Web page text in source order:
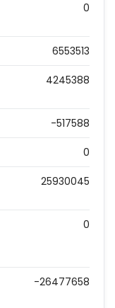
0
6553513
4245388
-517588
0
25930045
0
-26477658